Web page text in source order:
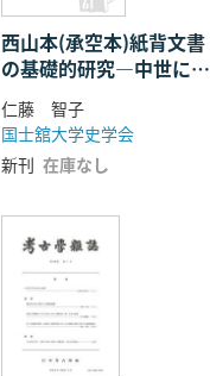
ワークの解明
―
西山本(承空本)紙背文書
の基礎的研究―中世にお
ける西山往生院・承空を
取り巻く人的ネットワー
クの解明―
仁藤 智子
国士舘大学史学会
新刊 在庫なし